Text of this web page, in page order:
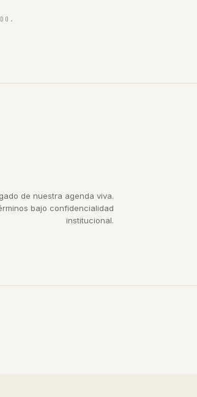
de nuestra agenda viva.
bajo confidencialidad
institucional.